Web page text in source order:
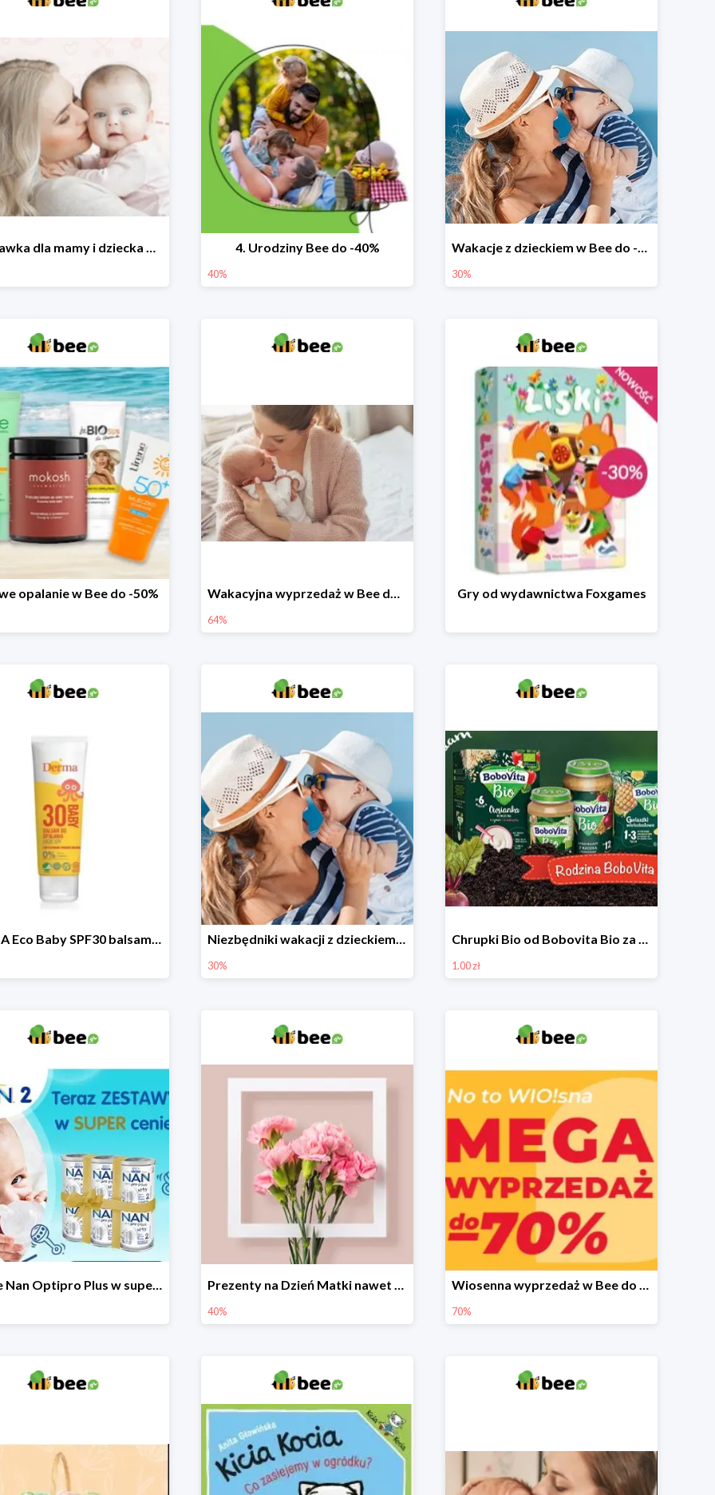
Wyprawka dla mamy i dziecka do -25% 4. Urodziny Bee do -40%
40%
Wakacje z dzieckiem w Bee do -30%
30%
opalanie w Bee do -50% Wakacyjna wyprzedaż w Bee do -64%
64%
Gry od wydawnictwa Foxgames
DERMA Eco Baby SPF30 balsam przeciwsłoneczny dla dzieci Niezbędniki wakacji z dzieckiem do -30%
30%
Chrupki Bio od Bobovita Bio za 1 grosz
1.00 zł
Nestle Nan Optipro Plus w super cenach! Prezenty na Dzień Matki nawet do -40%
40%
Wiosenna wyprzedaż w Bee do -70%
70%